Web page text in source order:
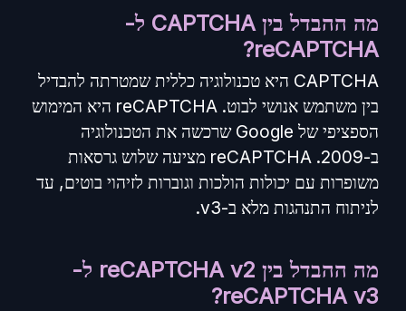
מה ההבדל בין CAPTCHA ל-
reCAPTCHA?
CAPTCHA היא טכנולוגיה כללית שמטרתה להבדיל
בין משתמש אנושי לבוט. reCAPTCHA היא המימוש
הספציפי של Google שרכשה את הטכנולוגיה
ב-2009. reCAPTCHA מציעה שלוש גרסאות
משופרות עם יכולות הולכות וגוברות לזיהוי בוטים, עד
לניתוח התנהגות מלא ב-v3.
מה ההבדל בין reCAPTCHA v2 ל-
reCAPTCHA v3?